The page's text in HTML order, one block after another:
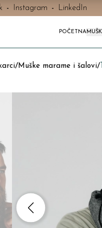
- Instagram - LinkedIn
POČETNA
/Muške marame i šalovi/